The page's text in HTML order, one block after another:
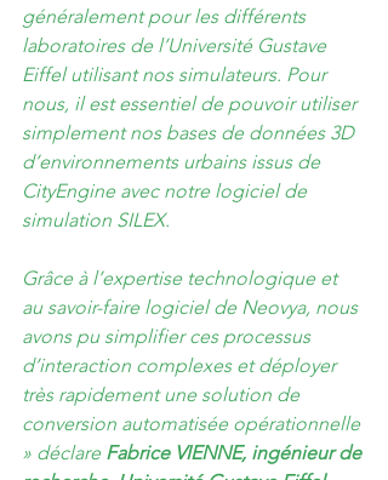
généralement pour les différents
laboratoires de l’Université Gustave
Eiffel utilisant nos simulateurs. Pour
nous, il est essentiel de pouvoir utiliser
simplement nos bases de données 3D
d’environnements urbains issus de
CityEngine avec notre logiciel de
simulation SILEX.
Grâce à l’expertise technologique et
au savoir-faire logiciel de Neovya, nous
avons pu simplifier ces processus
d’interaction complexes et déployer
très rapidement une solution de
conversion automatisée opérationnelle
» déclare Fabrice VIENNE, ingénieur de